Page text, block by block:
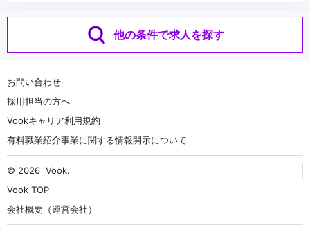
他の条件で求人を探す
お問い合わせ
採用担当の方へ
Vookキャリア利用規約
有料職業紹介事業に関する情報開示について
© 2026 Vook.
Vook TOP
会社概要（運営会社）